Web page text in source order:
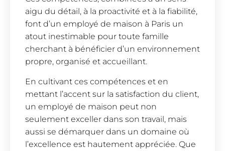
aigu du détail, à la proactivité et à la fiabilité,
font d’un employé de maison à Paris un
atout inestimable pour toute famille
cherchant à bénéficier d’un environnement
propre, organisé et accueillant.
En cultivant ces compétences et en
mettant l’accent sur la satisfaction du client,
un employé de maison peut non
seulement exceller dans son travail, mais
aussi se démarquer dans un domaine où
l’excellence est hautement appréciée. Que